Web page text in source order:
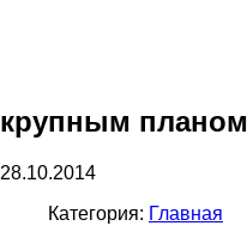
крупным планом
28.10.2014
Категория: Главная